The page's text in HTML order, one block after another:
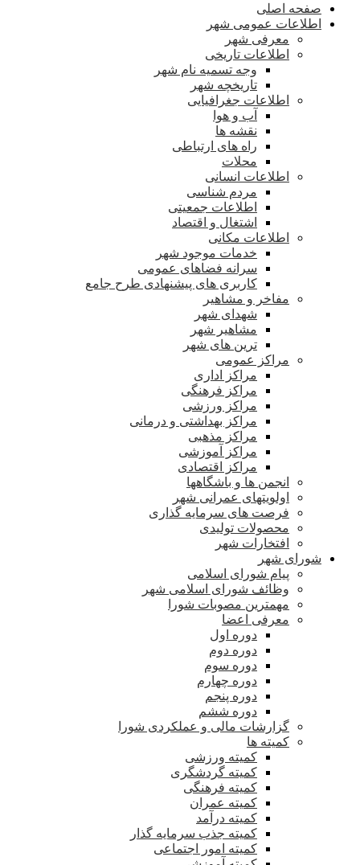
صفحه اصلی
اطلاعات عمومی شهر
معرفی شهر
اطلاعات تاریخی
وجه تسمیه نام شهر
تاریخچه شهر
اطلاعات جغرافیایی
آب و هوا
نقشه ها
راه های ارتباطی
محلات
اطلاعات انسانی
مردم شناسی
اطلاعات جمعیتی
اشتغال و اقتصاد
اطلاعات مکانی
خدمات موجود شهر
سرانه فضاهای عمومی
کاربری های پیشنهادی طرح جامع
مفاخر و مشاهیر
شهدای شهر
مشاهیر شهر
ترین های شهر
مراکز عمومی
مراکز اداری
مراکز فرهنگی
مراکز ورزشی
مراکز بهداشتی و درمانی
مراکز مذهبی
مراکز آموزشی
مراکز اقتصادی
انجمن ها و باشگاهها
اولویتهای عمرانی شهر
فرصت های سرمایه گذاری
محصولات تولیدی
افتخارات شهر
شورای شهر
پیام شورای اسلامی
وظائف شورای اسلامی شهر
مهمترین مصوبات شورا
معرفی اعضا
دوره اول
دوره دوم
دوره سوم
دوره چهارم
دوره پنجم
دوره ششم
گزارشات مالی و عملکردی شورا
کمیته ها
کمیته ورزشی
کمیته گردشگری
کمیته فرهنگی
کمیته عمران
کمیته درآمد
کمیته جذب سرمایه گذار
کمیته امور اجتماعی